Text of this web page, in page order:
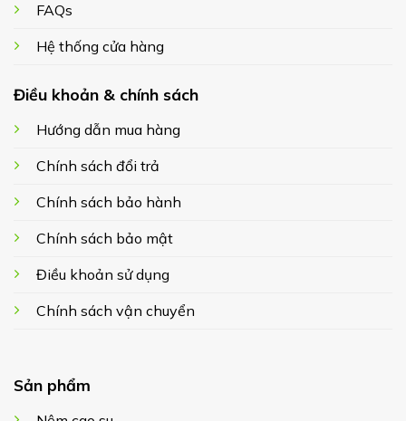
FAQs
Hệ thống cửa hàng
Điều khoản & chính sách
Hướng dẫn mua hàng
Chính sách đổi trả
Chính sách bảo hành
Chính sách bảo mật
Điều khoản sử dụng
Chính sách vận chuyển
Sản phẩm